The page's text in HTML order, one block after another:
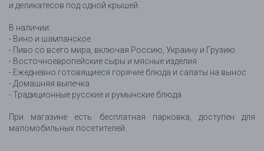
и деликатесов под одной крышей.
В наличии:
- Вино и шампанское
- Пиво со всего мира, включая Россию, Украину и Грузию
- Восточноевропейские сыры и мясные изделия
- Ежедневно готовящиеся горячие блюда и салаты на вынос
- Домашняя выпечка
- Традиционные русские и румынские блюда
При магазине есть бесплатная парковка, доступен для
маломобильных посетителей.